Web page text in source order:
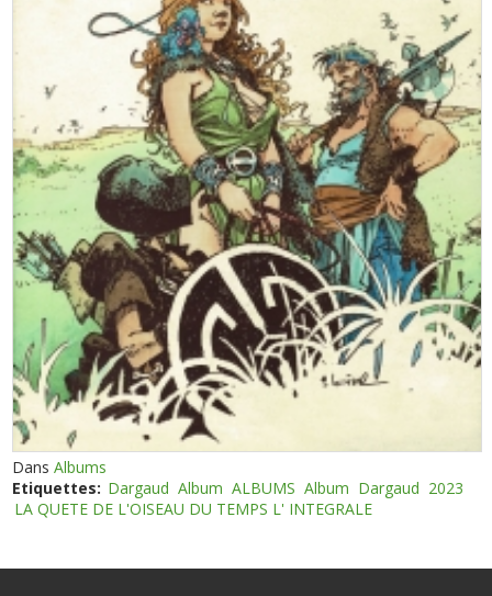
DansAlbums
Etiquettes: Dargaud Album ALBUMS Album Dargaud 2023
LA QUETE DE L'OISEAU DU TEMPS L' INTEGRALE